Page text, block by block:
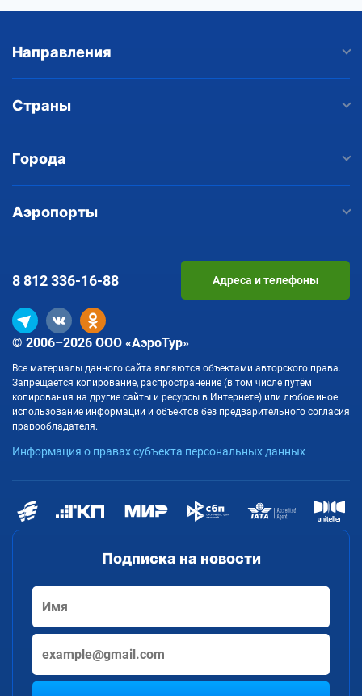
Направления
Страны
Города
Аэропорты
Подписка на новости
© 2006–2026 ООО «АэроТур»
Все материалы данного сайта являются объектами авторского права.
Запрещается копирование, распространение (в том числе путём
копирования на другие сайты и ресурсы в Интернете) или любое иное
использование информации и объектов без предварительного согласия
правообладателя.
Информация о правах субъекта персональных данных
8 812336-16-88 Адреса и телефоны